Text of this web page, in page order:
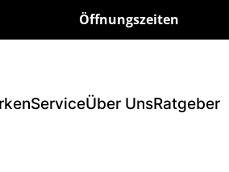
Öffnungszeiten
ServiceÜber UnsRatgeber